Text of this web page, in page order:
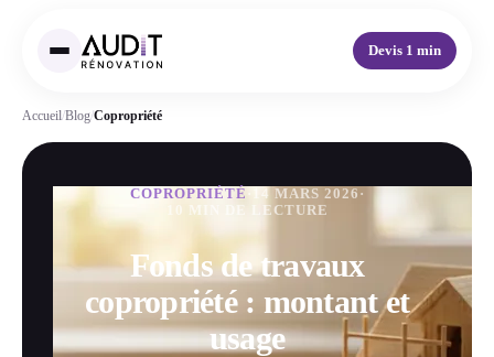
Devis 1 min
Accueil/Blog/Copropriété
COPROPRIÉTÉ 14 MARS 2026 ·
10 MIN DE LECTURE
Fonds de travaux
copropriété : montant et
usage